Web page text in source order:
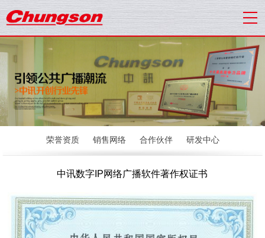
荣誉资质 销售网络 合作伙伴 研发中心
中讯数字IP网络广播软件著作权证书